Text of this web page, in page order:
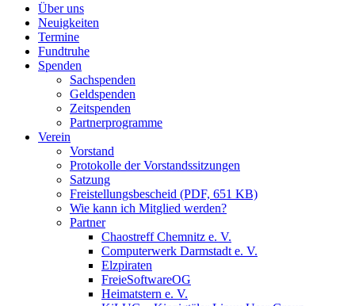
Über uns
Neuigkeiten
Termine
Fundtruhe
Spenden
Sachspenden
Geldspenden
Zeitspenden
Partnerprogramme
Verein
Vorstand
Protokolle der Vorstandssitzungen
Satzung
Freistellungsbescheid (PDF, 651 KB)
Wie kann ich Mitglied werden?
Partner
Chaostreff Chemnitz e. V.
Computerwerk Darmstadt e. V.
Elzpiraten
FreieSoftwareOG
Heimatstern e. V.